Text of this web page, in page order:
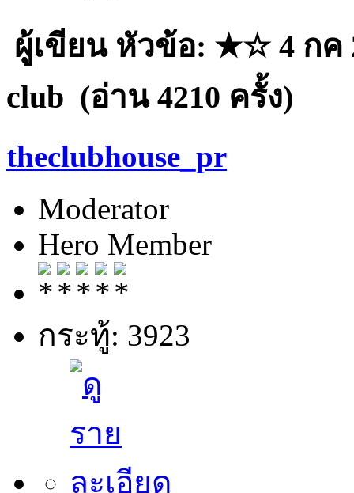
ผู้เขียนหัวข้อ: ★☆ 4 กค
club (อ่าน 4210 ครั้ง)
theclubhouse_pr
Moderator
Hero Member
กระทู้: 3923